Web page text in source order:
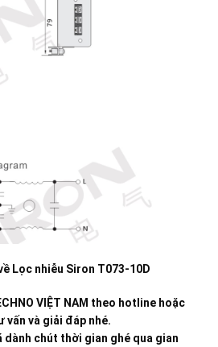
Lọc nhiễu Siron T073-10D
VIỆT NAM theo hotline hoặc
và giải đáp nhé.
dành chút thời gian ghé qua gian